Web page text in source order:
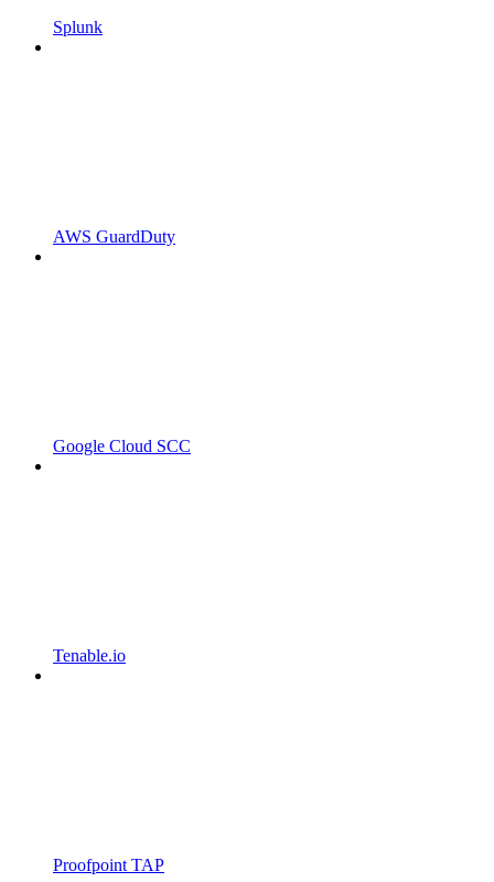
Splunk
AWS GuardDuty
Google Cloud SCC
Tenable.io
Proofpoint TAP